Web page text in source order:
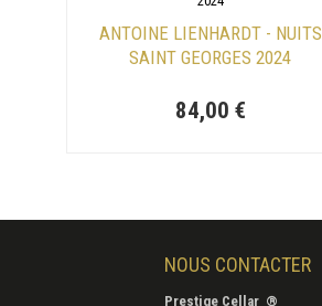
ANTOINE LIENHARDT - NUITS
SAINT GEORGES 2024
84,00 €
NOUS CONTACTER
Prestige Cellar ®